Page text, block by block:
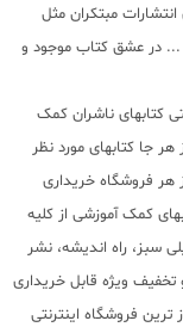
مبتکران مثل
... در عشق کتاب موجود و
کتابهای ناشران کمک
جا کتابهای مورد نظر
هر فروشگاه خریداری
کمک آموزشی از کلیه
سبز، راه اندیشه، نشر
ویژه قابل خریداری
فروشگاه اینترنتی